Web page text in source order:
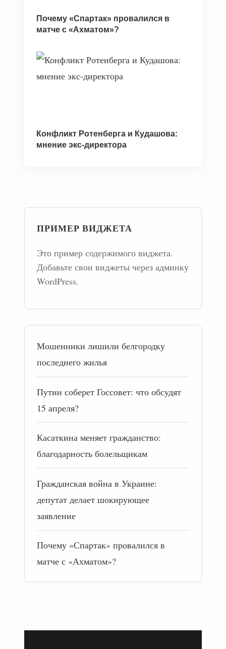
Почему «Спартак» провалился в
матче с «Ахматом»?
Конфликт Ротенберга и Кудашова:
мнение экс-директора
ПРИМЕР ВИДЖЕТА
Это пример содержимого виджета.
Добавьте свои виджеты через админку
WordPress.
Мошенники лишили белгородку
последнего жилья
Путин соберет Госсовет: что обсудят
15 апреля?
Касаткина меняет гражданство:
благодарность болельщикам
Гражданская война в Украине:
депутат делает шокирующее
заявление
Почему «Спартак» провалился в
матче с «Ахматом»?